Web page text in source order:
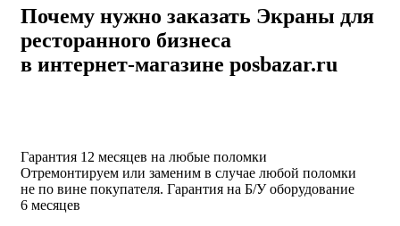
Почему нужно заказать Экраны для
ресторанного бизнеса
в интернет-магазине posbazar.ru
Гарантия 12 месяцев на любые поломки
Отремонтируем или заменим в случае любой поломки
не по вине покупателя. Гарантия на Б/У оборудование
6 месяцев